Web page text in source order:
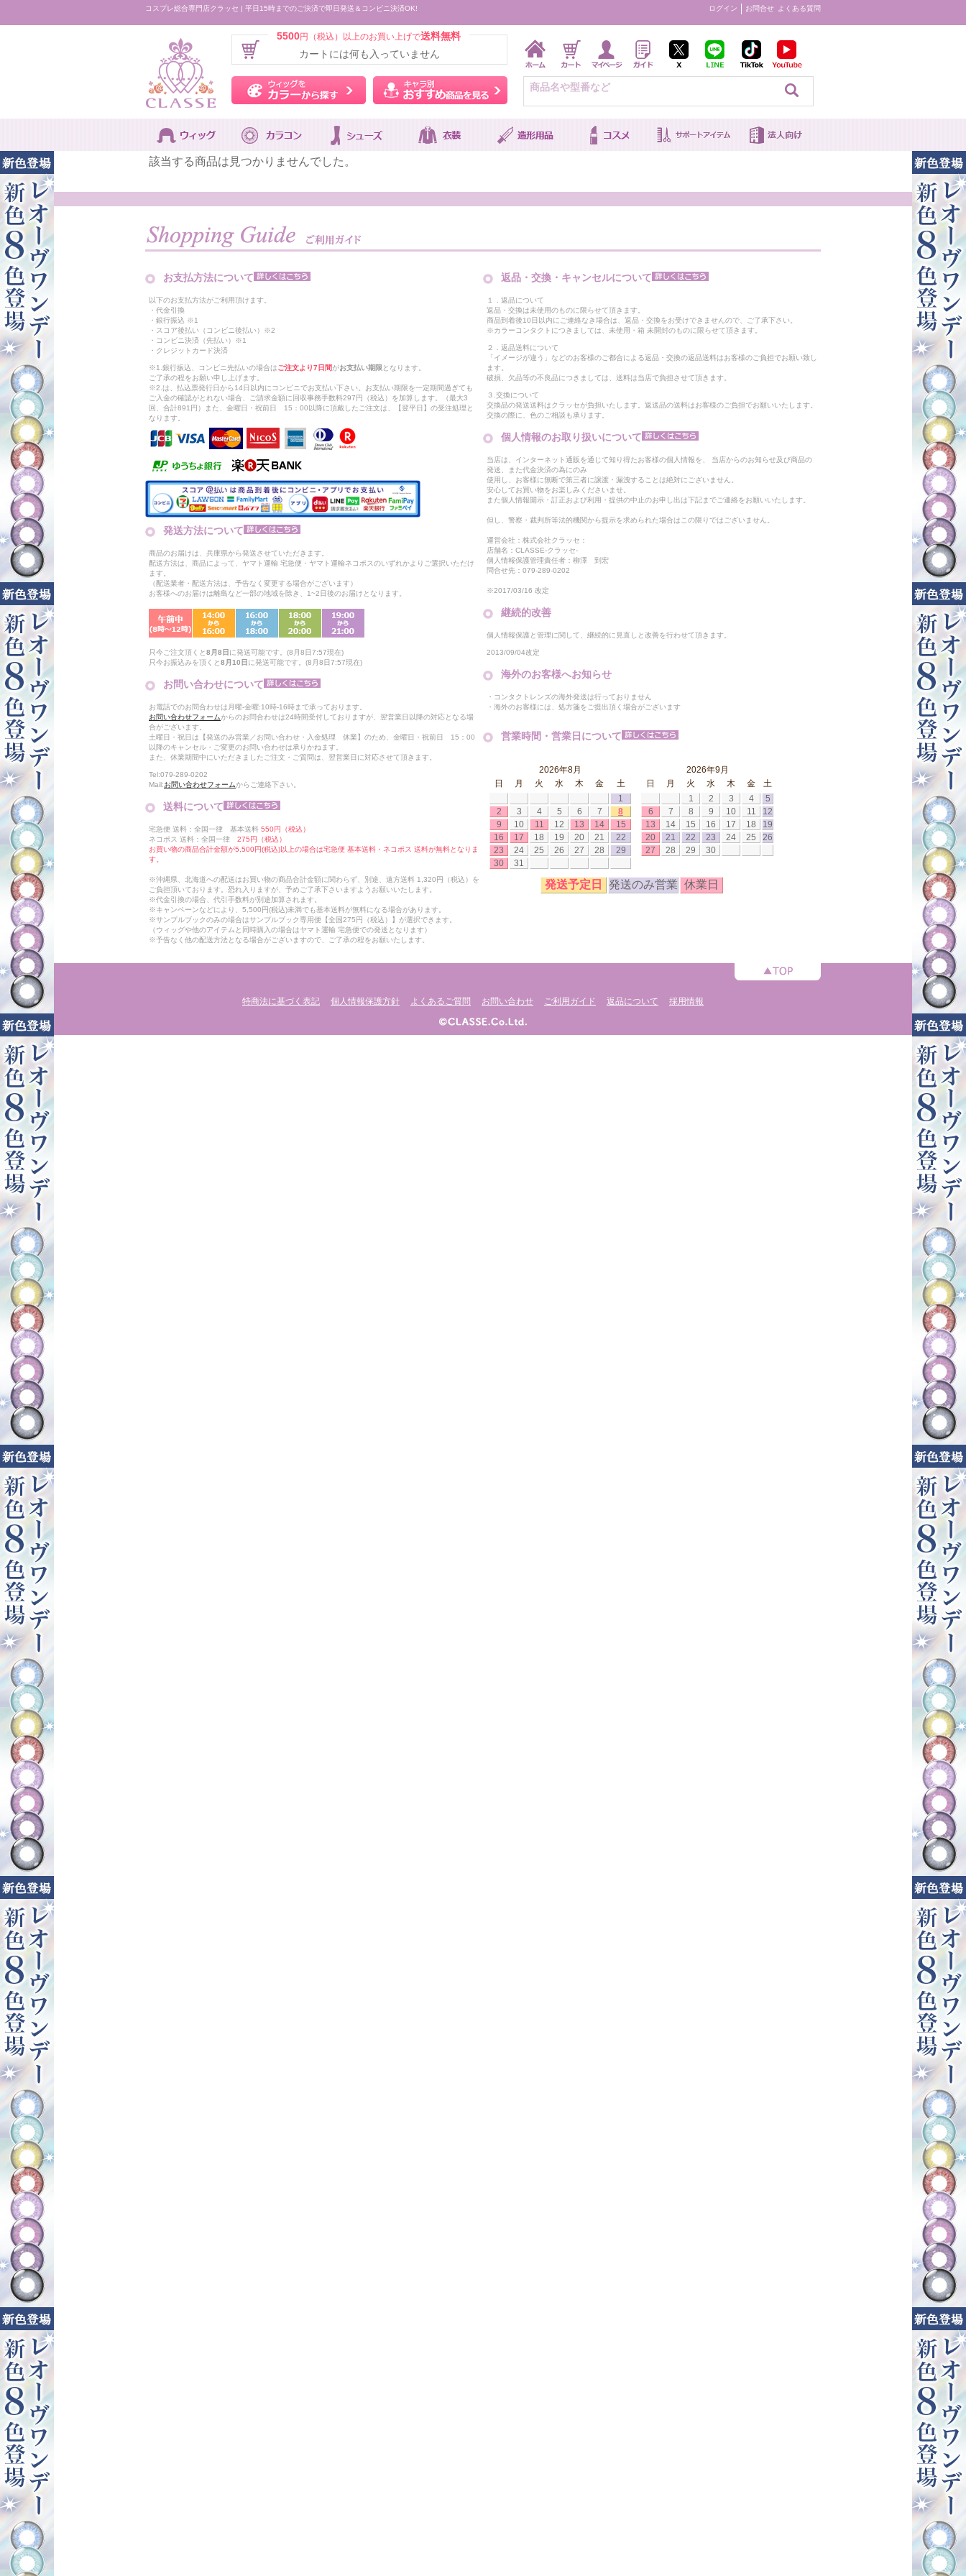
コスプレ総合専門店クラッセ | 平日15時までのご決済で即日発送＆コンビニ決済OK! ログイン お問合せ よくある質問
5500円（税込）以上のお買い上げで送料無料
カートには何も入っていません
ウィッグをカラーから探す キャラ別おすすめ商品を見る
該当する商品は見つかりませんでした。
お支払方法について
以下のお支払方法がご利用頂けます。
・代金引換
・銀行振込 ※1
・スコア後払い（コンビニ後払い）※2
・コンビニ決済（先払い）※1
・クレジットカード決済
※1.銀行振込、コンビニ先払いの場合はご注文より7日間がお支払い期限 となります。
ご了承の程をお願い申し上げます。
※2.は、払込票発行日から14日以内にコンビニでお支払い下さい。お支払い期限を一定期間過ぎても
ご入金の確認がとれない場合、ご請求金額に回収事務手数料297円（税込）を加算します。（最大3
回、合計891円）また、金曜日・祝前日 15：00以降に頂戴したご注文は、【翌平日】の受注処理と
なります。
発送方法について
商品のお届けは、兵庫県から発送させていただきます。
配送方法は、商品によって、ヤマト運輸 宅急便・ヤマト運輸ネコポスのいずれかよりご選択いただけ
ます。
（配送業者・配送方法は、予告なく変更する場合がございます）
お客様へのお届けは離島など一部の地域を除き、1~2日後のお届けとなります。
只今ご注文頂くと8月8日 に発送可能です。(8月8日7:57現在)
只今お振込みを頂くと8月10日 に発送可能です。(8月8日7:57現在)
お問い合わせについて
お電話でのお問合わせは月曜-金曜:10時-16時まで承っております。
お問い合わせフォームからのお問合わせは24時間受付しておりますが、翌営業日以降の対応となる場
合がございます。
土曜日・祝日は【発送のみ営業／お問い合わせ・入金処理 休業】のため、金曜日・祝前日 15：00
以降のキャンセル・ご変更のお問い合わせは承りかねます。
また、休業期間中にいただきましたご注文・ご質問は、翌営業日に対応させて頂きます。
Tel:079-289-0202
Mail:お問い合わせフォームからご連絡下さい。
送料について
宅急便 送料：全国一律 基本送料 550円（税込）
ネコポス 送料：全国一律 275円（税込）
お買い物の商品合計金額が5,500円(税込)以上の場合は宅急便 基本送料・ネコポス 送料が無料となりま
す。
※沖縄県、北海道への配送はお買い物の商品合計金額に関わらず、別途、遠方送料 1,320円（税込）を
ご負担頂いております。恐れ入りますが、予めご了承下さいますようお願いいたします。
※代金引換の場合、代引手数料が別途加算されます。
※キャンペーンなどにより、5,500円(税込)未満でも基本送料が無料になる場合があります。
※サンプルブックのみの場合はサンプルブック専用便【全国275円（税込）】が選択できます。
（ウィッグや他のアイテムと同時購入の場合はヤマト運輸 宅急便での発送となります）
※予告なく他の配送方法となる場合がございますので、ご了承の程をお願いたします。
返品・交換・キャンセルについて
１．返品について
返品・交換は未使用のものに限らせて頂きます。
商品到着後10日以内にご連絡なき場合は、返品・交換をお受けできませんので、ご了承下さい。
※カラーコンタクトにつきましては、未使用・箱 未開封のものに限らせて頂きます。
２．返品送料について
「イメージが違う」などのお客様のご都合による返品・交換の返品送料はお客様のご負担でお願い致し
ます。
破損、欠品等の不良品につきましては、送料は当店で負担させて頂きます。
３.交換について
交換品の発送送料はクラッセが負担いたします。返送品の送料はお客様のご負担でお願いいたします。
交換の際に、色のご相談も承ります。
個人情報のお取り扱いについて
当店は、インターネット通販を通じて知り得たお客様の個人情報を、 当店からのお知らせ及び商品の
発送、また代金決済の為にのみ
使用し、お客様に無断で第三者に譲渡・漏洩することは絶対にございません。
安心してお買い物をお楽しみくださいませ。
また個人情報開示・訂正および利用・提供の中止のお申し出は下記までご連絡をお願いいたします。
但し、警察・裁判所等法的機関から提示を求められた場合はこの限りではございません。
運営会社：株式会社クラッセ：
店舗名：CLASSE-クラッセ-
個人情報保護管理責任者：柳澤 到宏
問合せ先：079-289-0202
※2017/03/16 改定
継続的改善
個人情報保護と管理に関して、継続的に見直しと改善を行わせて頂きます。
2013/09/04改定
海外のお客様へお知らせ
・コンタクトレンズの海外発送は行っておりません
・海外のお客様には、処方箋をご提出頂く場合がございます
営業時間・営業日について
2026年8月
日
月 火 水 木 金
土
1
2
3 4 5 6 7
8
9
10 11 12 13 14
15
16
17 18 19 20 21
22
23
24 25 26 27 28
29
30
31
2026年9月
日
月 火 水 木 金
土
1
2 3 4
5
6
7 8 9 10 11
12
13
14 15 16 17 18
19
20
21 22 23 24 25
26
27
28 29 30
発送予定日 発送のみ営業 休業日
特商法に基づく表記 個人情報保護方針 よくあるご質問 お問い合わせ ご利用ガイド 返品について 採用情報